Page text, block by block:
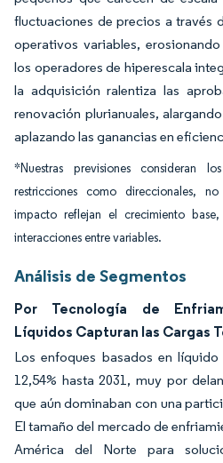
fluctuaciones de precios a través
operativos variables,
los operadores de hiperescala
la adquisición ralentiza las
renovación plurianuales,
aplazando las ganancias en
*Nuestras previsiones consideran
restricciones como direccionales,
impacto reflejan el crecimiento
interacciones entre variables.
Análisis de Segmentos
Por Tecnología de
Líquidos Capturan las Cargas
Los enfoques basados en
12,54% hasta 2031, muy por
que aún dominaban con una
El tamaño del mercado de
América del Norte para